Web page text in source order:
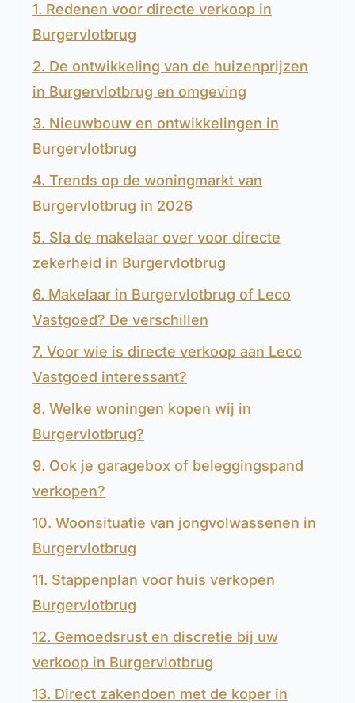
1. Redenen voor directe verkoop in
Burgervlotbrug
2. De ontwikkeling van de huizenprijzen
in Burgervlotbrug en omgeving
3. Nieuwbouw en ontwikkelingen in
Burgervlotbrug
4. Trends op de woningmarkt van
Burgervlotbrug in 2026
5. Sla de makelaar over voor directe
zekerheid in Burgervlotbrug
6. Makelaar in Burgervlotbrug of Leco
Vastgoed? De verschillen
7. Voor wie is directe verkoop aan Leco
Vastgoed interessant?
8. Welke woningen kopen wij in
Burgervlotbrug?
9. Ook je garagebox of beleggingspand
verkopen?
10. Woonsituatie van jongvolwassenen in
Burgervlotbrug
11. Stappenplan voor huis verkopen
Burgervlotbrug
12. Gemoedsrust en discretie bij uw
verkoop in Burgervlotbrug
13. Direct zakendoen met de koper in